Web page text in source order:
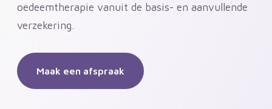
oedeemtherapie vanuit de basis- en aanvullende
verzekering.
Maak een afspraak